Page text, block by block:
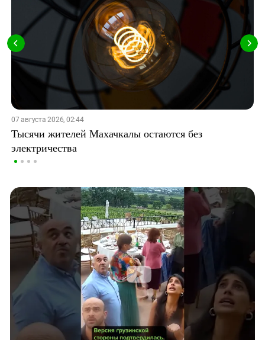
07 августа 2026, 02:44
Тысячи жителей Махачкалы остаются без
электричества